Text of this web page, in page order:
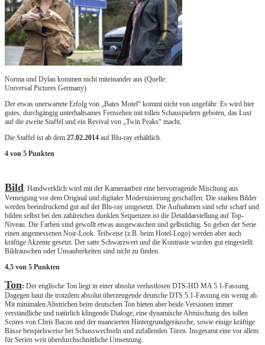
Norma und Dylan kommen nicht miteinander aus (Quelle:
Universal Pictures Germany)
Der etwas unerwartete Erfolg von „Bates Motel“ kommt nicht von ungefähr: Es wird hier
gutes, durchgängig unterhaltsames Fernsehen mit tollen Schauspielern geboten, das Lust
auf die zweite Staffel und ein Revival von „Twin Peaks“ macht.
Die Staffel ist ab dem 27.02.2014 auf Blu-ray erhältlich.
4 von 5 Punkten
Bild: Handwerklich wird mit der Kameraarbeit eine hervorragende Mischung aus
Verneigung vor dem Original und digitaler Modernisierung geschaffen. Die starken Bilder
werden beeindruckend gut auf der Blu-ray umgesetzt. Die Aufnahmen sind sehr scharf und
bilden selbst bei den zahlreichen dunklen Sequenzen ist die Detaildarstellung auf Top-
Niveau. Die Farben sind gewollt etwas ausgewaschen und gelbstichig. So geben der Serie
einen angemessenen Noir-Look. Teilweise (z.B. beim Hotel-Logo) werden aber auch
kräftige Akzente gesetzt. Der satte Schwarzwert und die Kontraste wurden gut eingestellt.
Bildrauschen oder Unsauberkeiten sind nicht zu finden.
4,5 von 5 Punkten
Ton: Der englische Ton liegt in einer absolut verlustlosen DTS-HD MA 5.1-Fassung.
Dagegen baut die trotzdem absolut überzeugende deutsche DTS 5.1-Fassung ein wenig ab.
Mit minimalen Abstrichen beim deutschen Ton bieten aber beide Versionen immer
verständliche und natürlich klingende Dialoge, eine dynamische Abmischung des tollen
Scores von Chris Bacon und der nuancierten Hintergrundgeräusche, sowie einige kräftige
Bässe beispielsweise bei Schusswechseln und zufallenden Türen. Insgesamt eine vor allem
für Serien weit überdurchschnittliche Umsetzung.